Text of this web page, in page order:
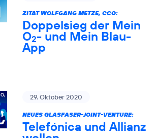
ZITAT WOLFGANG METZE, CCO:
Doppelsieg der Mein
O2- und Mein Blau-
App
29. Oktober 2020
NEUES GLASFASER-JOINT-VENTURE:
Telefónica und Allianz